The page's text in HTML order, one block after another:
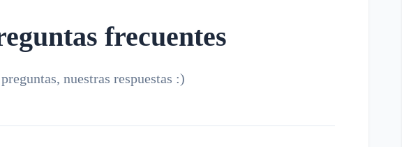
frecuentes
nuestras respuestas :)